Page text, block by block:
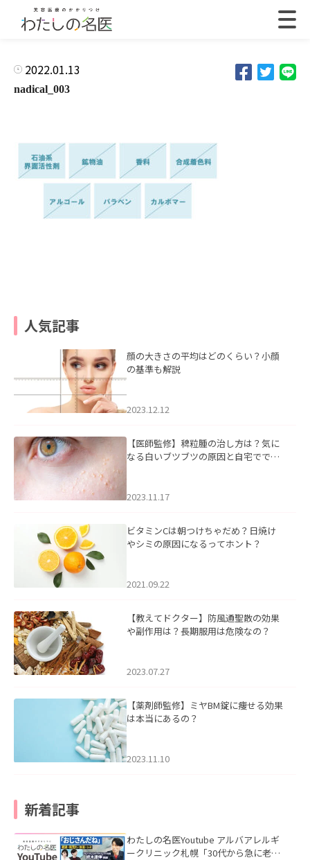
2022.01.13
nadical_003
人気記事
顔の大きさの平均はどのくらい？小顔
の基準も解説
2023.12.12
【医師監修】稗粒腫の治し方は？気に
なる白いブツブツの原因と自宅ででき
2023.11.17
ビタミンCは朝つけちゃだめ？日焼け
やシミの原因になるってホント？
2021.09.22
【教えてドクター】防風通聖散の効果
や副作用は？長期服用は危険なの？
2023.07.27
【薬剤師監修】ミヤBM錠に痩せる効果
は本当にあるの？
2023.11.10
新着記事
わたしの名医Youtube アルバアレルギ
ークリニック札幌「30代から急に老け